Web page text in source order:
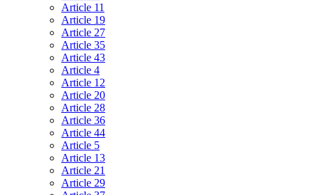
Article 11
Article 19
Article 27
Article 35
Article 43
Article 4
Article 12
Article 20
Article 28
Article 36
Article 44
Article 5
Article 13
Article 21
Article 29